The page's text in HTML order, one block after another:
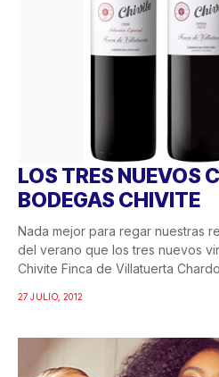
LOS TRES NUEVOS
BODEGAS CHIVITE
Nada mejor para regar nuestras
del verano que los tres nuevos
Chivite Finca de Villatuerta
27 JULIO, 2012